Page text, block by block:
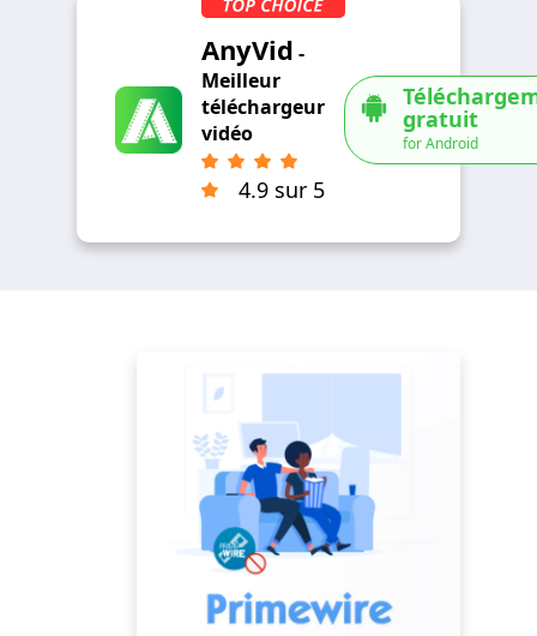
AnyVid -
Meilleur
téléchargeur
vidéo
4.9 sur 5
gratuit
for Android